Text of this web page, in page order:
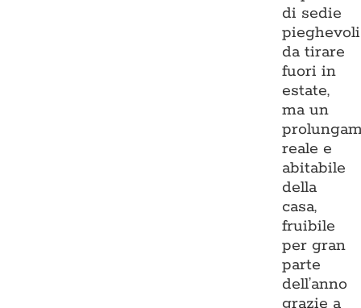
di sedie
pieghevoli
da tirare
fuori in
estate,
ma un
reale e
abitabile
della
casa,
fruibile
per gran
parte
dell’anno
grazie a